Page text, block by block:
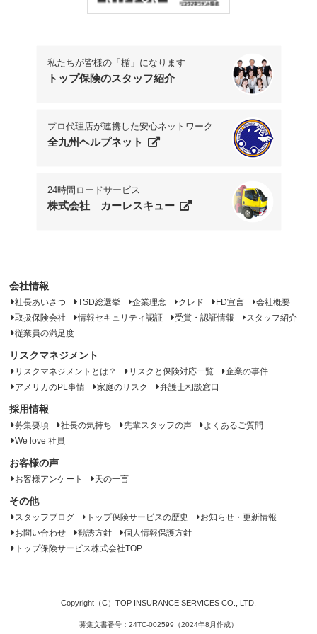
私たちが皆様の「楯」になります
トップ保険のスタッフ紹介
プロ代理店が連携した安心ネットワーク
全九州ヘルプネット
24時間ロードサービス
株式会社 カーレスキュー
会社情報
社長あいさつ TSD総選挙 企業理念 クレド FD宣言
会社概要
取扱保険会社
情報セキュリティ認証 受賞・認証情報
スタッフ紹介
従業員の満足度
リスクマネジメント
リスクマネジメントとは？ リスクと保険対応一覧
企業の事件
アメリカのPL事情
家庭のリスク 弁護士相談窓口
採用情報
募集要項 社長の気持ち 先輩スタッフの声
よくあるご質問
We love 社員
お客様の声
お客様アンケート 天の一言
その他
スタッフブログ トップ保険サービスの歴史
お知らせ・更新情報
お問い合わせ
勧誘方針
個人情報保護方針
トップ保険サービス株式会社TOP
Copyright（C）TOP INSURANCE SERVICES CO., LTD.
募集文書番号：24TC-002599（2024年8月作成）